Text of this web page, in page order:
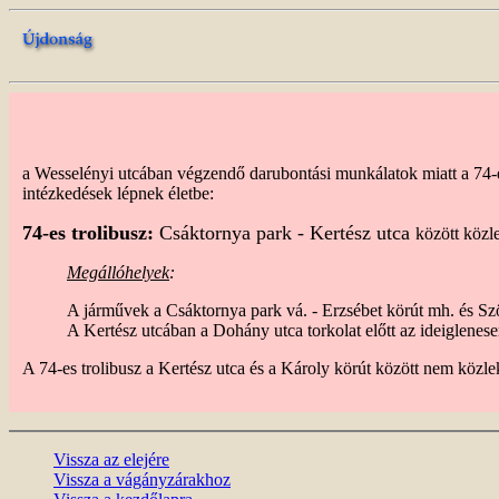
a Wesselényi utcában végzendő darubontási munkálatok miatt a
intézkedések lépnek életbe:
74-es trolibusz: Csáktornya park - Kertész utca között
Megállóhelyek:
A járművek a Csáktornya park vá. - Erzsébet körút mh. és
A Kertész utcában a Dohány utca torkolat előtt az
A 74-es trolibusz a Kertész utca és a Károly körút között nem
Vissza az elejére
Vissza a vágányzárakhoz